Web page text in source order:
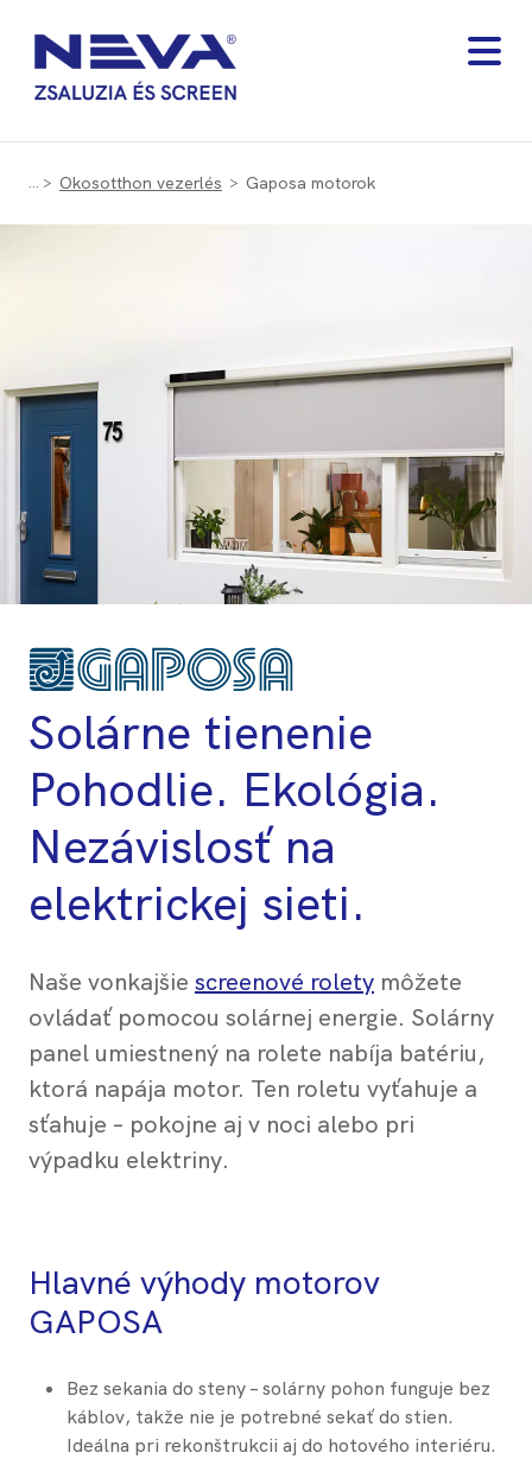
Okosotthon vezerlés Gaposa motorok
Solárne tienenie
Pohodlie. Ekológia.
Nezávislosť na
elektrickej sieti.
Naše vonkajšie screenové rolety môžete
ovládať pomocou solárnej energie. Solárny
panel umiestnený na rolete nabíja batériu,
ktorá napája motor. Ten roletu vyťahuje a
sťahuje – pokojne aj v noci alebo pri
výpadku elektriny.
Hlavné výhody motorov
GAPOSA
Bez sekania do steny – solárny pohon funguje bez
káblov, takže nie je potrebné sekať do stien.
Ideálna pri rekonštrukcii aj do hotového interiéru.